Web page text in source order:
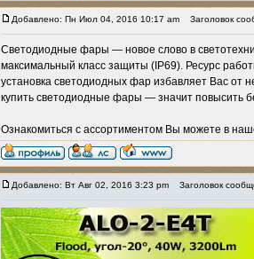
Добавлено: Пн Июл 04, 2016 10:17 am Заголовок
Светодиодные фары — новое слово в
максимальный класс защиты (IP69). Ресурс
установка светодиодных фар избавляет Вас от
купить светодиодные фары — значит повысить
Ознакомиться с ассортиментом Вы можете в
Добавлено: Вт Авг 02, 2016 3:23 pm Заголовок